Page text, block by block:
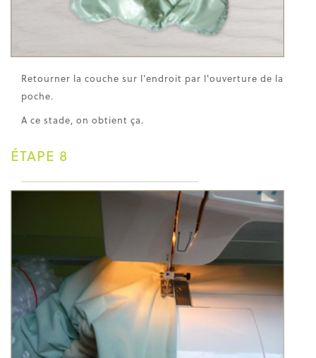
Retourner la couche sur l'endroit par l'ouverture de la
poche.
A ce stade, on obtient ça.
ÉTAPE 8